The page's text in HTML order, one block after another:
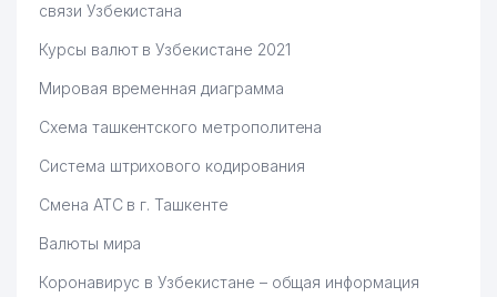
связи Узбекистана
Курсы валют в Узбекистане 2021
Мировая временная диаграмма
Схема ташкентского метрополитена
Система штрихового кодирования
Смена АТС в г. Ташкенте
Валюты мира
Коронавирус в Узбекистане – общая информация